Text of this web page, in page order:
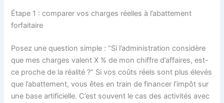
Étape 1 : comparer vos charges réelles à l’abattement
forfaitaire
Posez une question simple : “Si l’administration considère
que mes charges valent X % de mon chiffre d’affaires, est-
ce proche de la réalité ?” Si vos coûts réels sont plus élevés
que l’abattement, vous êtes en train de financer l’impôt sur
une base artificielle. C’est souvent le cas des activités avec